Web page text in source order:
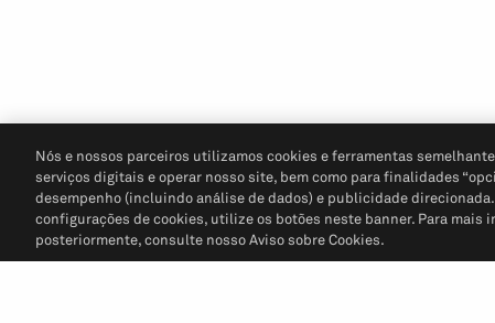
Nós e nossos parceiros utilizamos cookies e ferramentas
serviços digitais e operar nosso site, bem como para finalidades
desempenho (incluindo análise de dados) e publicidade
configurações de cookies, utilize os botões neste banner. Para mais
posteriormente, consulte nosso Aviso sobre Cookies.